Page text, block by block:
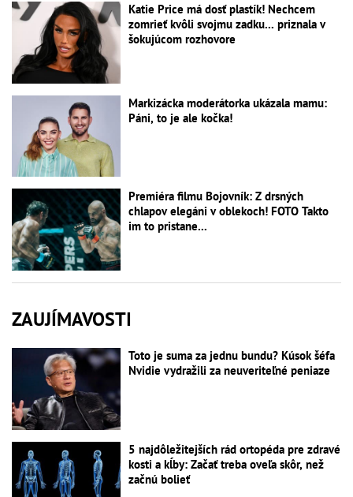
Katie Price má dosť plastík! Nechcem
zomrieť kvôli svojmu zadku... priznala v
šokujúcom rozhovore
Markizácka moderátorka ukázala mamu:
Páni, to je ale kočka!
Premiéra filmu Bojovník: Z drsných
chlapov elegáni v oblekoch! FOTO Takto
im to pristane...
ZAUJÍMAVOSTI
Toto je suma za jednu bundu? Kúsok šéfa
Nvidie vydražili za neuveriteľné peniaze
5 najdôležitejších rád ortopéda pre zdravé
kosti a kĺby: Začať treba oveľa skôr, než
začnú bolieť